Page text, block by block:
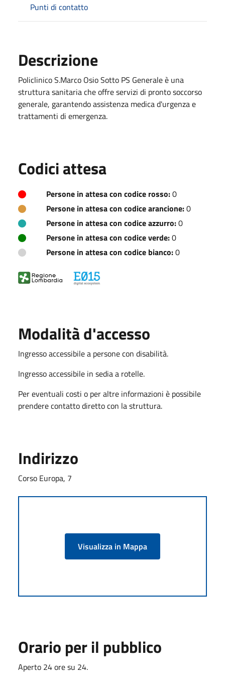
Punti di contatto
Descrizione
Policlinico S.Marco Osio Sotto PS Generale è una
struttura sanitaria che offre servizi di pronto soccorso
generale, garantendo assistenza medica d'urgenza e
trattamenti di emergenza.
Codici attesa
Persone in attesa con codice rosso:0
Persone in attesa con codice arancione:0
Persone in attesa con codice azzurro:0
Persone in attesa con codice verde:0
Persone in attesa con codice bianco:0
Modalità d'accesso
Ingresso accessibile a persone con disabilità.
Ingresso accessibile in sedia a rotelle.
Per eventuali costi o per altre informazioni è possibile
prendere contatto diretto con la struttura.
Indirizzo
Corso Europa, 7
Visualizza in Mappa
Orario per il pubblico
Aperto 24 ore su 24.